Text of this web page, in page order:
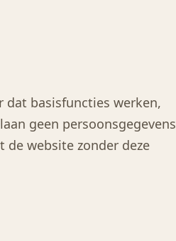
dat basisfuncties werken,
geen persoonsgegevens
website zonder deze